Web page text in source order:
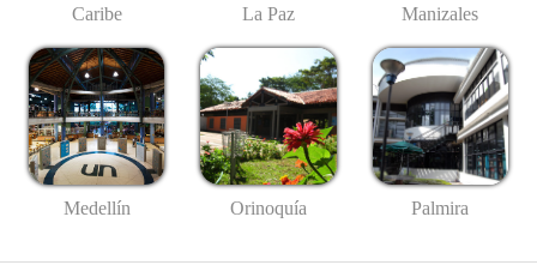
Caribe La Paz Manizales
Medellín Orinoquía Palmira